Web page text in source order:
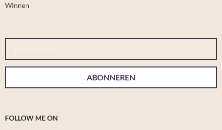
Winnen
Typ je e-mail...
ABONNEREN
FOLLOW ME ON